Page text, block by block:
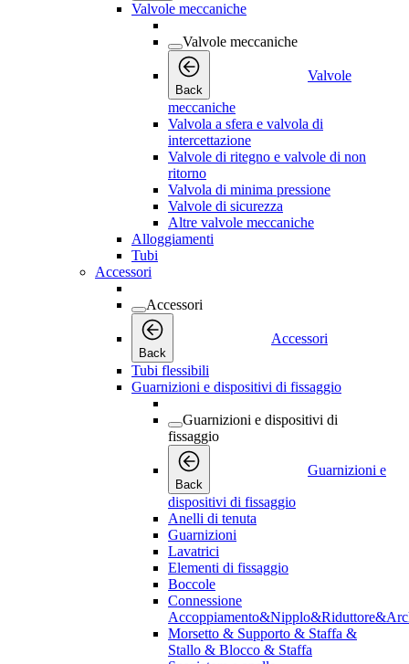
Valvole meccaniche
Valvole meccaniche
Back
Valvole
meccaniche
Valvola a sfera e valvola di
intercettazione
Valvole di ritegno e valvole di non
ritorno
Valvola di minima pressione
Valvole di sicurezza
Altre valvole meccaniche
Alloggiamenti
Tubi
Accessori
Accessori
Back
Accessori
Tubi flessibili
Guarnizioni e dispositivi di fissaggio
Guarnizioni e dispositivi di
fissaggio
Back
Guarnizioni e
dispositivi di fissaggio
Anelli di tenuta
Guarnizioni
Lavatrici
Elementi di fissaggio
Boccole
Connessione
Morsetto & Supporto & Staffa &
Stallo & Blocco & Staffa